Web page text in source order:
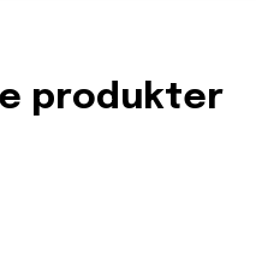
produkter